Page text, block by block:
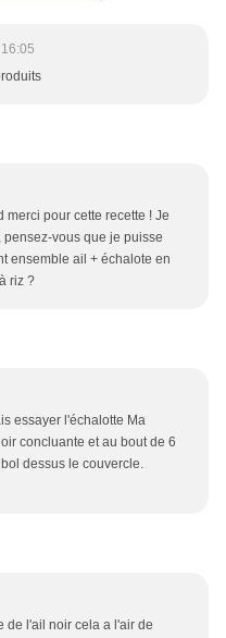
merci pour cette recette ! Je
pensez-vous que je puisse
ensemble ail + échalote en
riz ?
essayer l'échalotte Ma
concluante et au bout de 6
dessus le couvercle.
de l'ail noir cela a l'air de